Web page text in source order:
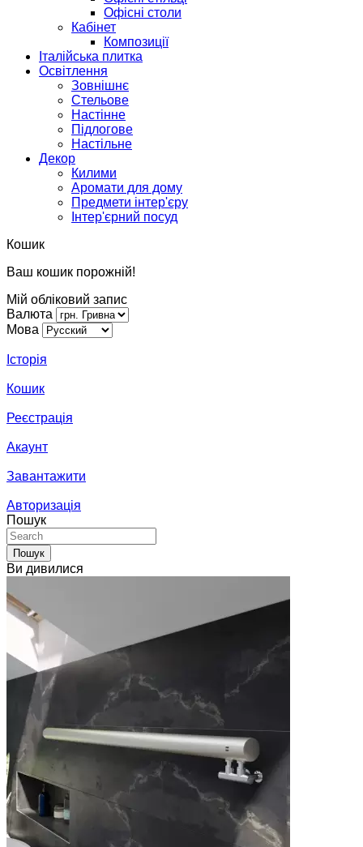
Офісні столи
Кабінет
Композиції
Італійська плитка
Освітлення
Зовнішнє
Стельове
Настінне
Підлогове
Настільне
Декор
Килими
Аромати для дому
Предмети інтер'єру
Інтер'єрний посуд
Кошик
Ваш кошик порожній!
Мій обліковий запис
Валюта
Мова
Історія
Кошик
Реєстрація
Акаунт
Завантажити
Авторизація
Пошук
Пошук
Ви дивилися